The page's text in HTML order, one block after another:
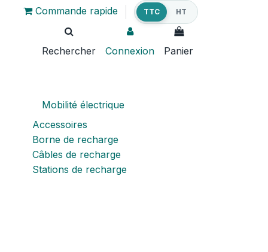
Commande rapide TTC HT
Rechercher Connexion Panier
Mobilité électrique
Accessoires
Borne de recharge
Câbles de recharge
Stations de recharge